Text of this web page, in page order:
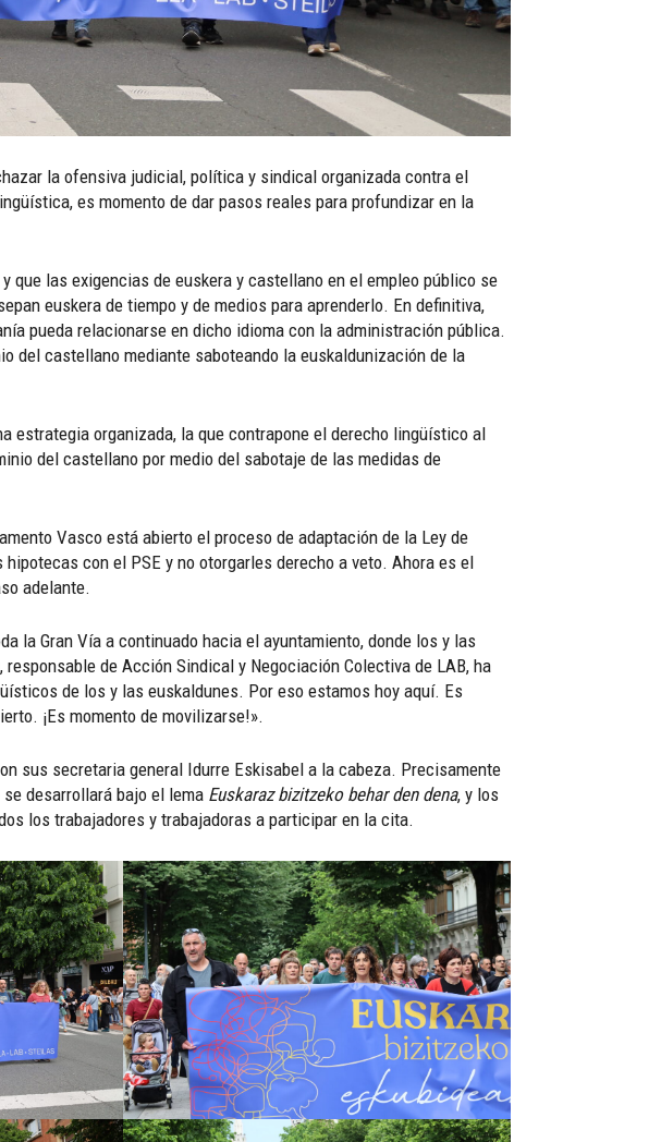
la ofensiva judicial, política y sindical organizada contra el
es momento de dar pasos reales para profundizar en la
las exigencias de euskera y castellano en el empleo público se
euskera de tiempo y de medios para aprenderlo. En definitiva,
pueda relacionarse en dicho idioma con la administración pública.
del castellano mediante saboteando la euskaldunización de la
estrategia organizada, la que contrapone el derecho lingüístico al
del castellano por medio del sabotaje de las medidas de
Vasco está abierto el proceso de adaptación de la Ley de
con el PSE y no otorgarles derecho a veto. Ahora es el
adelante.
la Gran Vía a continuado hacia el ayuntamiento, donde los y las
de Acción Sindical y Negociación Colectiva de LAB, ha
de los y las euskaldunes. Por eso estamos hoy aquí. Es
¡Es momento de movilizarse!».
sus secretaria general Idurre Eskisabel a la cabeza. Precisamente
desarrollará bajo el lema Euskaraz bizitzeko behar den dena, y los
los trabajadores y trabajadoras a participar en la cita.